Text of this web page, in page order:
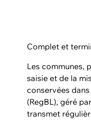
Complet et
Les communes,
saisie et de la
conservées
(RegBL), géré
transmet